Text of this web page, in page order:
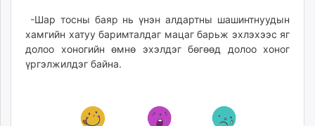
paparazzi.mn
-Шар тосны баяр нь үнэн алдартны шашинтнуудын
хамгийн хатуу баримталдаг мацаг барьж эхлэхээс яг
долоо хоногийн өмнө эхэлдэг бөгөөд долоо хоног
үргэлжилдэг байна.